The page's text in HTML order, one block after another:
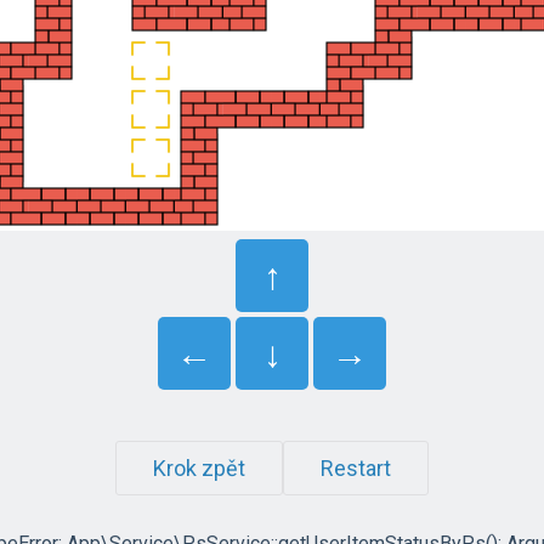
↑
←
↓ →
Krok zpět Restart